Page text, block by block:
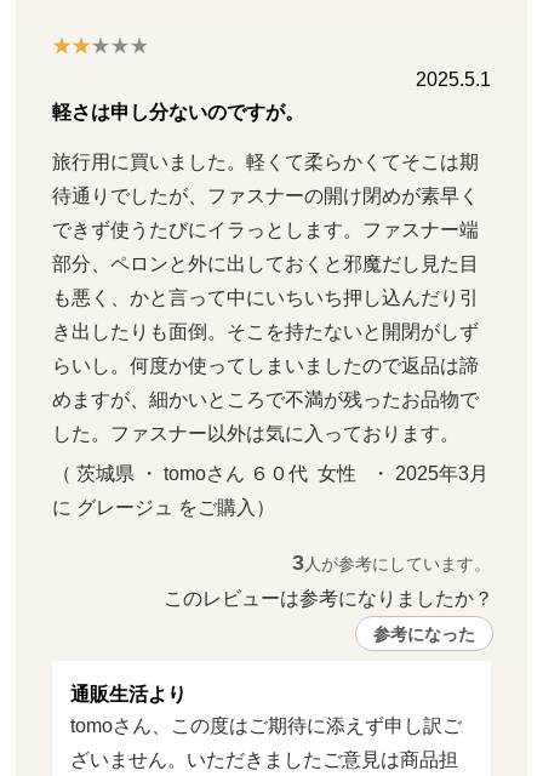
2025.5.1
軽さは申し分ないのですが。
旅行用に買いました。軽くて柔らかくてそこは期
待通りでしたが、ファスナーの開け閉めが素早く
できず使うたびにイラっとします。ファスナー端
部分、ペロンと外に出しておくと邪魔だし見た目
も悪く、かと言って中にいちいち押し込んだり引
き出したりも面倒。そこを持たないと開閉がしず
らいし。何度か使ってしまいましたので返品は諦
めますが、細かいところで不満が残ったお品物で
した。ファスナー以外は気に入っております。
（ 茨城県 ・ tomoさん ６０代  女性   ・ 2025年3月
に グレージュ をご購入）
3人が参考にしています。
このレビューは参考になりましたか？
参考になった
通販生活より
tomoさん、この度はご期待に添えず申し訳ご
ざいません。いただきましたご意見は商品担